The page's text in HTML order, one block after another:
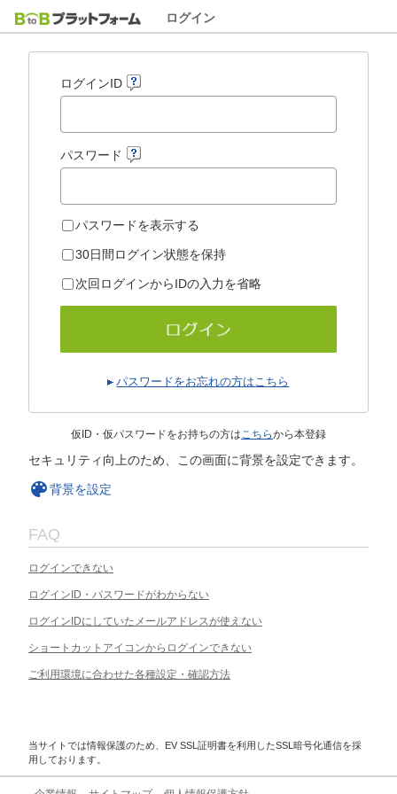
ログイン
ログインID
パスワード
パスワードを表示する
30日間ログイン状態を保持
次回ログインからIDの入力を省略
パスワードをお忘れの方はこちら
仮ID・仮パスワードをお持ちの方はこちらから本登録
セキュリティ向上のため、この画面に背景を設定できます。
背景を設定
FAQ
ログインできない
ログインID・パスワードがわからない
ログインIDにしていたメールアドレスが使えない
ショートカットアイコンからログインできない
ご利用環境に合わせた各種設定・確認方法
当サイトでは情報保護のため、EV SSL証明書を利用したSSL暗号化通信を採
用しております。